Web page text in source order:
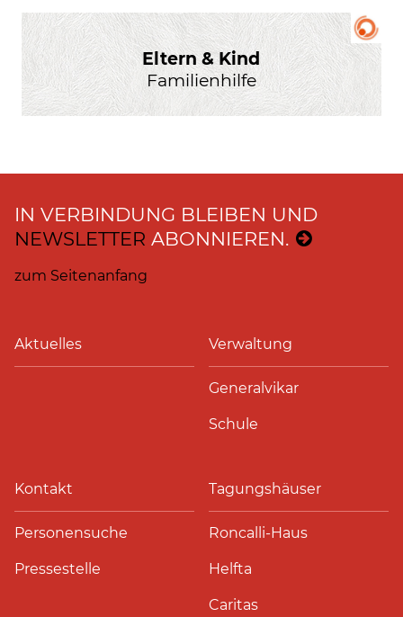
Eltern & Kind
Familienhilfe
IN VERBINDUNG BLEIBEN UND
NEWSLETTER ABONNIEREN.
zum Seitenanfang
Aktuelles Verwaltung
Generalvikar
Schule
Kontakt
Personensuche
Pressestelle
Tagungshäuser
Roncalli-Haus
Helfta
Caritas